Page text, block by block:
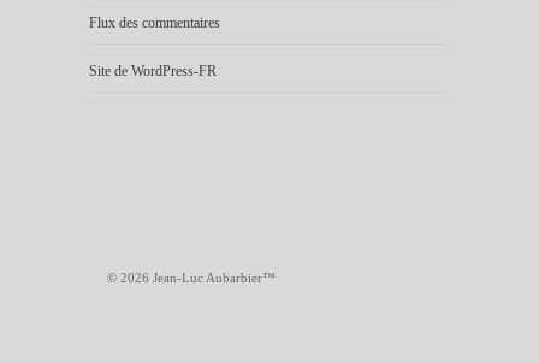
Flux des commentaires
Site de WordPress-FR
© 2026 Jean-Luc Aubarbier™